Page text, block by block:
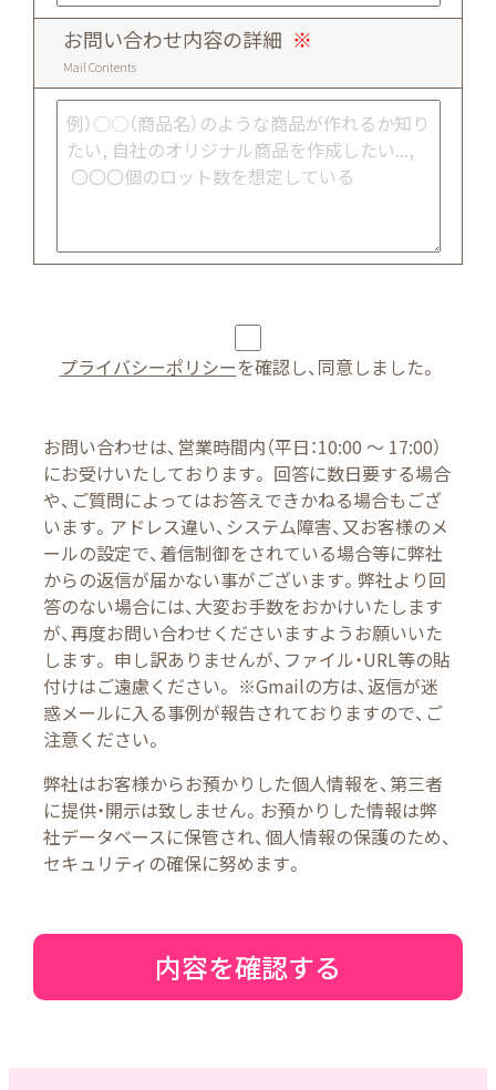
お問い合わせ内容の詳細 ※
Mail Contents
プライバシーポリシーを確認し、同意しました。
お問い合わせは、営業時間内（平日：10:00 ～ 17:00）
にお受けいたしております。 回答に数日要する場合
や、ご質問によってはお答えできかねる場合もござ
います。 アドレス違い、システム障害、又お客様のメ
ールの設定で、着信制御をされている場合等に弊社
からの返信が届かない事がございます。弊社より回
答のない場合には、大変お手数をおかけいたします
が、再度お問い合わせくださいますようお願いいた
します。 申し訳ありませんが、ファイル・URL等の貼
付けはご遠慮ください。 ※Gmailの方は、返信が迷
惑メールに入る事例が報告されておりますので、ご
注意ください。
弊社はお客様からお預かりした個人情報を、第三者
に提供・開示は致しません。 お預かりした情報は弊
社データベースに保管され、個人情報の保護のため、
セキュリティの確保に努めます。